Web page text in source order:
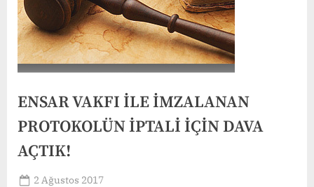
ENSAR VAKFI İLE İMZALANAN
PROTOKOLÜN İPTALİ İÇİN DAVA
AÇTIK!
Posted
2 Ağustos 2017